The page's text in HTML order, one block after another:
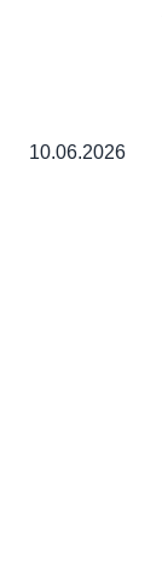
10.06.2026